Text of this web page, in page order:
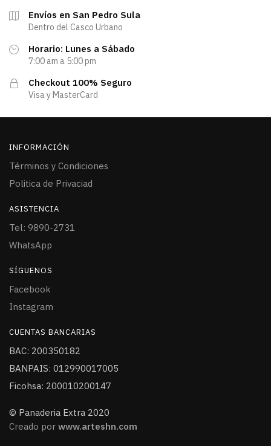
Envíos en San Pedro Sula
Dentro del Casco Urbano
Horario: Lunes a Sábado
7:00 am a 5:00 pm
Checkout 100% Seguro
Visa y MasterCard
INFORMACIÓN
Términos y Condiciones
Politica de Privaciad
ASISTENCIA
Tel: 9890-2731
WhatsApp
SÍGUENOS
Facebook
Instagram
CUENTAS BANCARIAS
BAC: 200350182
BANPAIS: 012990017005
Ficohsa: 200010200147
© Panaderia Extra 2020
Creado por www.arteshn.com